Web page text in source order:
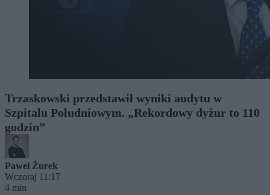
Trzaskowski przedstawił wyniki audytu w
Szpitalu Południowym. „Rekordowy dyżur to 110
godzin”
Paweł Żurek
Wczoraj 11:17
4 min